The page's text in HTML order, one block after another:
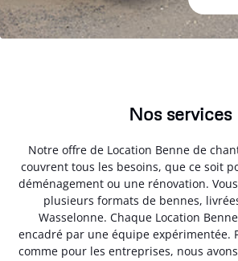
Nos services
Notre offre de Location Benne de
couvrent tous les besoins, que ce soit
déménagement ou une rénovation.
plusieurs formats de bennes,
Wasselonne. Chaque Location
encadré par une équipe expérimentée.
comme pour les entreprises, nous